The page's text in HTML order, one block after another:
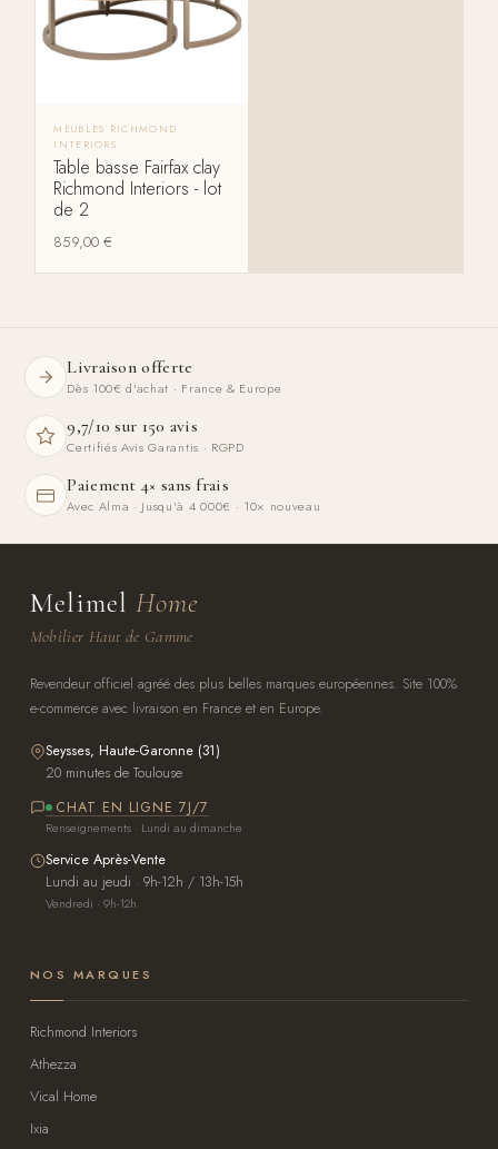
MEUBLES RICHMOND
INTERIORS
Table basse Fairfax clay
Richmond Interiors - lot
de 2
859,00€
Livraison offerte
Dès 100€ d'achat · France & Europe
9,7/10 sur 150 avis
Certifiés Avis Garantis · RGPD
Paiement 4× sans frais
Avec Alma · Jusqu'à 4 000€ · 10× nouveau
Melimel Home
Mobilier Haut de Gamme
Revendeur officiel agréé des plus belles marques européennes. Site 100%
e-commerce avec livraison en France et en Europe.
Seysses, Haute-Garonne (31)
20 minutes de Toulouse
CHAT EN LIGNE 7J/7
Renseignements · Lundi au dimanche
Service Après-Vente
Lundi au jeudi · 9h-12h / 13h-15h
Vendredi · 9h-12h
NOS MARQUES
Richmond Interiors
Athezza
Vical Home
Ixia